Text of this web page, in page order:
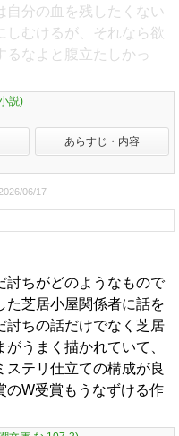
自分の血を残したくない
しむけるが、それなら欲
るなよと腹立たしかっ
説)
あらすじ・内容
2026/06/17
討ちがどのようなもので
た芝居小屋関係者に話を
討ちの話だけでなく芝居
うまく描かれていて、
テリ仕立ての構成が良
のW受賞もうなずける作